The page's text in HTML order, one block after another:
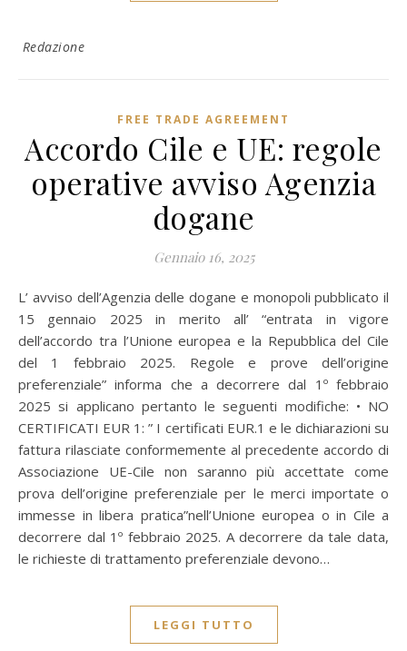
Redazione
FREE TRADE AGREEMENT
Accordo Cile e UE: regole
operative avviso Agenzia
dogane
Gennaio 16, 2025
L’ avviso dell’Agenzia delle dogane e monopoli pubblicato il
15 gennaio 2025 in merito all’ “entrata in vigore
dell’accordo tra l’Unione europea e la Repubblica del Cile
del 1 febbraio 2025. Regole e prove dell’origine
preferenziale” informa che a decorrere dal 1º febbraio
2025 si applicano pertanto le seguenti modifiche: • NO
CERTIFICATI EUR 1: ” I certificati EUR.1 e le dichiarazioni su
fattura rilasciate conformemente al precedente accordo di
Associazione UE-Cile non saranno più accettate come
prova dell’origine preferenziale per le merci importate o
immesse in libera pratica”nell’Unione europea o in Cile a
decorrere dal 1º febbraio 2025. A decorrere da tale data,
le richieste di trattamento preferenziale devono…
LEGGI TUTTO